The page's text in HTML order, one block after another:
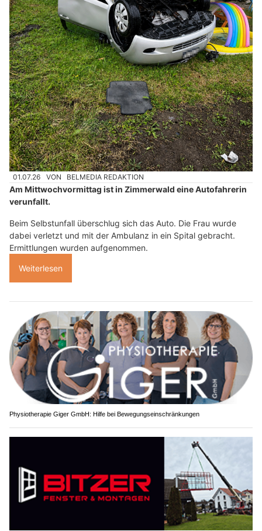
01.07.26 VON BELMEDIA REDAKTION
Am Mittwochvormittag ist in Zimmerwald eine Autofahrerin
verunfallt.
Beim Selbstunfall überschlug sich das Auto. Die Frau wurde
dabei verletzt und mit der Ambulanz in ein Spital gebracht.
Ermittlungen wurden aufgenommen.
Weiterlesen
Physiotherapie Giger GmbH: Hilfe bei Bewegungseinschränkungen